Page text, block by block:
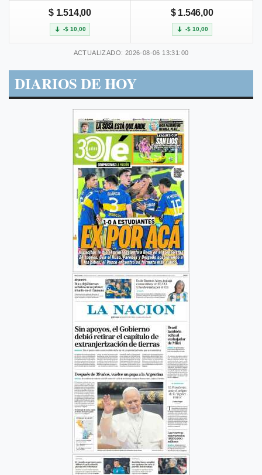
$ 1.514,00
-$ 10,00
$ 1.546,00
-$ 10,00
ACTUALIZADO: 2026-08-06 13:31:00
DIARIOS DE HOY